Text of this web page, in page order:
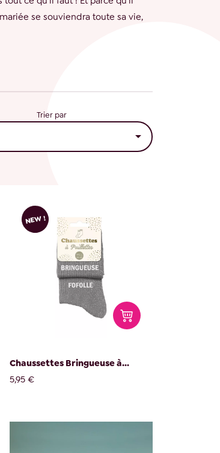
se souviendra toute sa vie,
Trier par

NEW !
Chaussettes Bringueuse à...
5,95 €